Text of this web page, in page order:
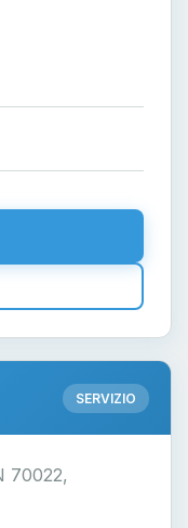
SERVIZIO
70022,